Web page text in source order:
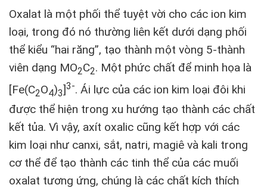
Oxalat là một phối thể tuyệt vời cho các ion kim
loại, trong đó nó thường liên kết dưới dạng phối
thể kiểu “hai răng”, tạo thành một vòng 5-thành
viên dạng MO2C2. Một phức chất để minh họa là
[Fe(C2O4)3]3-. Ái lực của các ion kim loại đôi khi
được thể hiện trong xu hướng tạo thành các chất
kết tủa. Vì vậy, axít oxalic cũng kết hợp với các
kim loại như canxi, sắt, natri, magiê và kali trong
cơ thể để tạo thành các tinh thể của các muối
oxalat tương ứng, chúng là các chất kích thích